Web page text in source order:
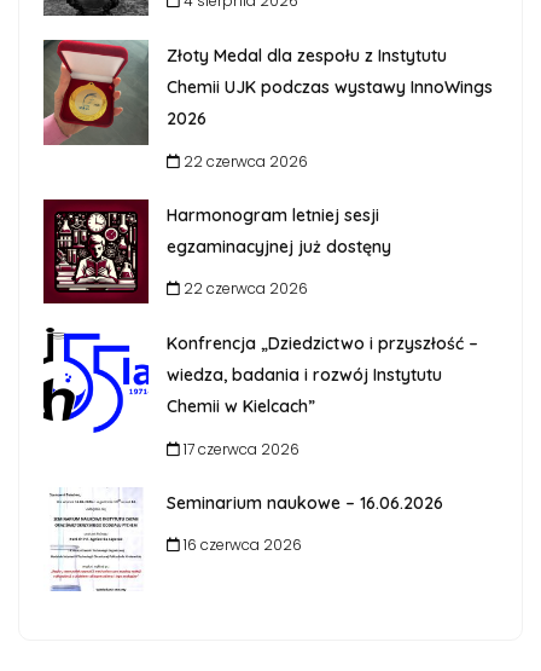
Złoty Medal dla zespołu z Instytutu
Chemii UJK podczas wystawy InnoWings
2026
22 czerwca 2026
Harmonogram letniej sesji
egzaminacyjnej już dostęny
22 czerwca 2026
Konfrencja „Dziedzictwo i przyszłość –
wiedza, badania i rozwój Instytutu
Chemii w Kielcach”
17 czerwca 2026
Seminarium naukowe – 16.06.2026
16 czerwca 2026